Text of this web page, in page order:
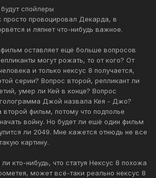
спойлеры
просто провоцировал Декарда, в
и ляпнет что-нибудь важное.
фильм оставляет ещё больше вопросов
могут рожать, то от кого? От
и только нексус 8 получается,
серии? Вопрос второй, репликант ли
умер ли Кей в конце? Вопрос
Джой назвала Кея - Джо?
фильм, потому что подполье
войну. Но будет ли ешё один фильм
ли 2049. Мне кажется отнюдь не все
картину.
ли кто-нибудь, что статуя Нексус 8 похожа
может всё-таки реально нексус 8